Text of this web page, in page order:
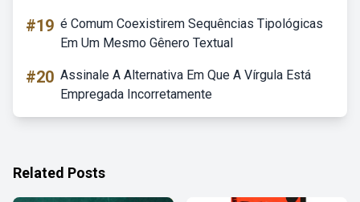
#19 é Comum Coexistirem Sequências Tipológicas
Em Um Mesmo Gênero Textual
#20 Assinale A Alternativa Em Que A Vírgula Está
Empregada Incorretamente
Related Posts